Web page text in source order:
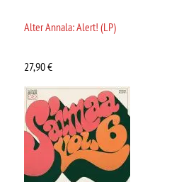
Alter Annala: Alert! (LP)
27,90€